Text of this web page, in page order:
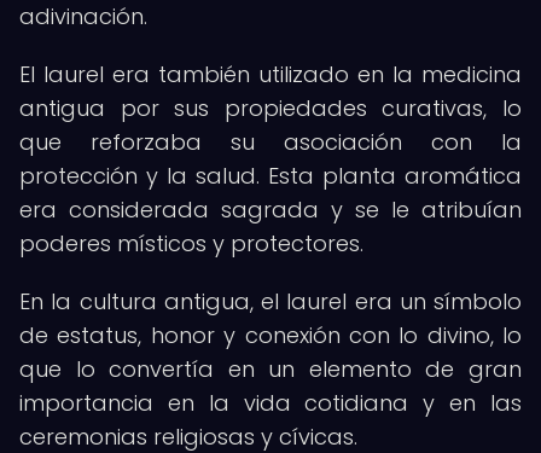
adivinación.
El laurel era también utilizado en la medicina
antigua por sus propiedades curativas, lo
que reforzaba su asociación con la
protección y la salud. Esta planta aromática
era considerada sagrada y se le atribuían
poderes místicos y protectores.
En la cultura antigua, el laurel era un símbolo
de estatus, honor y conexión con lo divino, lo
que lo convertía en un elemento de gran
importancia en la vida cotidiana y en las
ceremonias religiosas y cívicas.